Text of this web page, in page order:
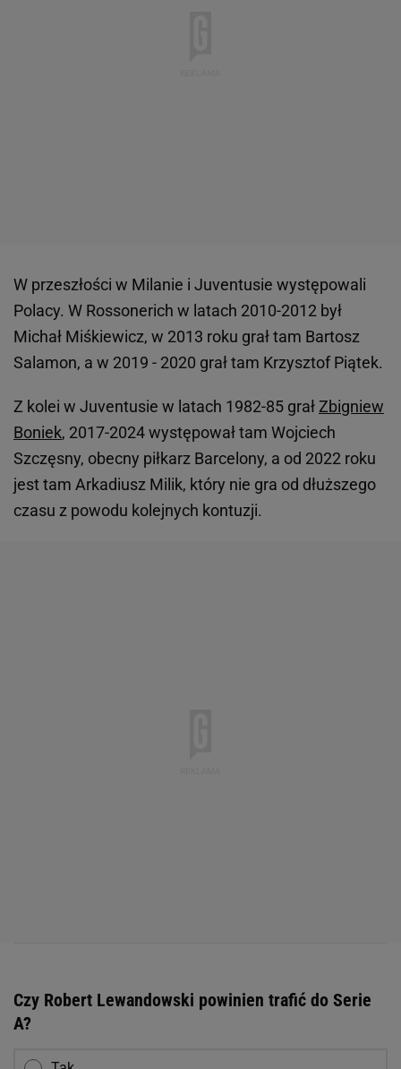
W przeszłości w Milanie i Juventusie występowali
Polacy. W Rossonerich w latach 2010-2012 był
Michał Miśkiewicz, w 2013 roku grał tam Bartosz
Salamon, a w 2019 - 2020 grał tam Krzysztof Piątek.
Z kolei w Juventusie w latach 1982-85 grałZbigniew
Boniek, 2017-2024 występował tam Wojciech
Szczęsny, obecny piłkarz Barcelony, a od 2022 roku
jest tam Arkadiusz Milik, który nie gra od dłuższego
czasu z powodu kolejnych kontuzji.
Czy Robert Lewandowski powinien trafić do Serie
A?